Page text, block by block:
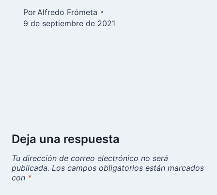
Por Alfredo Frómeta
9 de septiembre de 2021
Deja una respuesta
Tu dirección de correo electrónico no será
publicada. Los campos obligatorios están marcados
con *